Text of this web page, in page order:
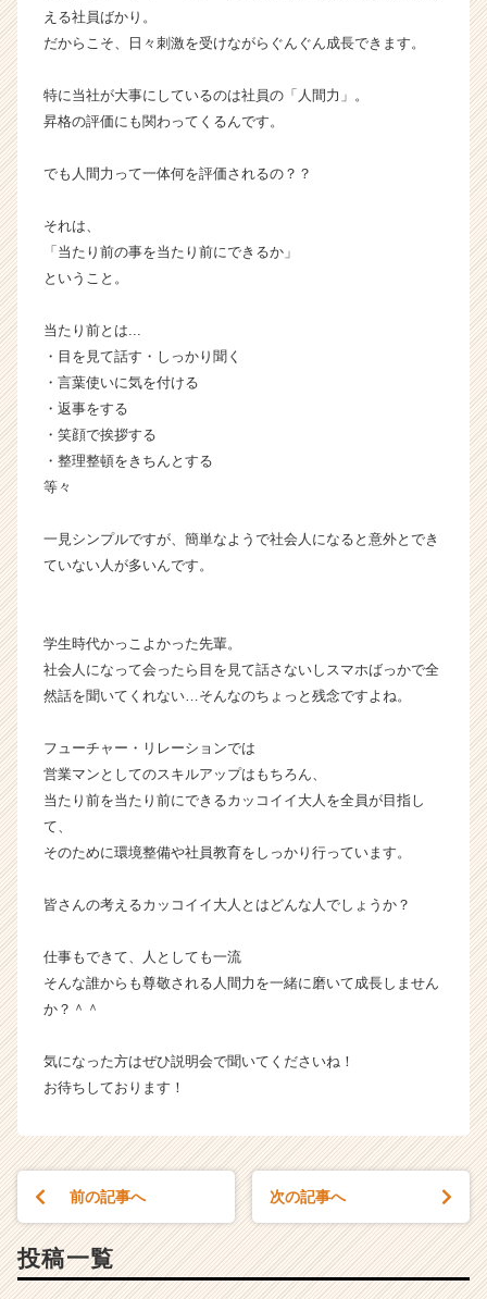
ャ
リ
（C
h
e
r
える社員ばかり。
だからこそ、日々刺激を受けながらぐんぐん成長できます。
特に当社が大事にしているのは社員の「人間力」。
昇格の評価にも関わってくるんです。
でも人間力って一体何を評価されるの？？
それは、
「当たり前の事を当たり前にできるか」
ということ。
当たり前とは...
・目を見て話す・しっかり聞く
・言葉使いに気を付ける
・返事をする
・笑顔で挨拶する
・整理整頓をきちんとする
等々
一見シンプルですが、簡単なようで社会人になると意外とでき
ていない人が多いんです。
学生時代かっこよかった先輩。
社会人になって会ったら目を見て話さないしスマホばっかで全
然話を聞いてくれない…そんなのちょっと残念ですよね。
フューチャー・リレーションでは
営業マンとしてのスキルアップはもちろん、
当たり前を当たり前にできるカッコイイ大人を全員が目指し
て、
そのために環境整備や社員教育をしっかり行っています。
皆さんの考えるカッコイイ大人とはどんな人でしょうか？
仕事もできて、人としても一流
そんな誰からも尊敬される人間力を一緒に磨いて成長しません
か？＾＾
気になった方はぜひ説明会で聞いてくださいね！
お待ちしております！
前の記事へ 次の記事へ
投稿一覧